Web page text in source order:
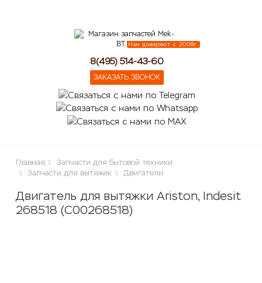
Нам доверяют с 2008г.
8(495) 514-43-60
ЗАКАЗАТЬ ЗВОНОК
Главная
Запчасти для бытовой техники
Запчасти для вытяжек
Двигатели
Двигатель для вытяжки Ariston, Indesit
268518 (C00268518)